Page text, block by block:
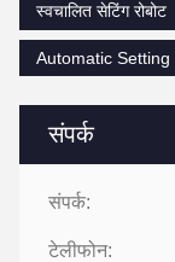
संपर्क
संपर्क:
टेलीफोन:
स्वचालित सेटिंग रोबोट
Automatic Setting